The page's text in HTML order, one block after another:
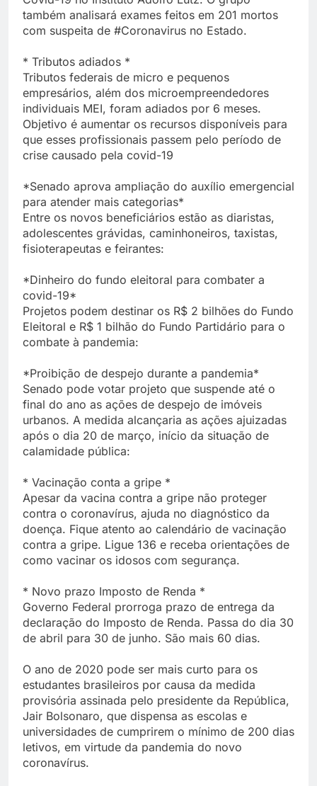
também analisará exames feitos em 201 mortos
com suspeita de #Coronavirus no Estado.
* Tributos adiados *
Tributos federais de micro e pequenos
empresários, além dos microempreendedores
individuais MEI, foram adiados por 6 meses.
Objetivo é aumentar os recursos disponíveis para
que esses profissionais passem pelo período de
crise causado pela covid-19
*Senado aprova ampliação do auxílio emergencial
para atender mais categorias*
Entre os novos beneficiários estão as diaristas,
adolescentes grávidas, caminhoneiros, taxistas,
fisioterapeutas e feirantes:
*Dinheiro do fundo eleitoral para combater a
covid-19*
Projetos podem destinar os R$ 2 bilhões do Fundo
Eleitoral e R$ 1 bilhão do Fundo Partidário para o
combate à pandemia:
*Proibição de despejo durante a pandemia*
Senado pode votar projeto que suspende até o
final do ano as ações de despejo de imóveis
urbanos. A medida alcançaria as ações ajuizadas
após o dia 20 de março, início da situação de
calamidade pública:
* Vacinação conta a gripe *
Apesar da vacina contra a gripe não proteger
contra o coronavírus, ajuda no diagnóstico da
doença. Fique atento ao calendário de vacinação
contra a gripe. Ligue 136 e receba orientações de
como vacinar os idosos com segurança.
* Novo prazo Imposto de Renda *
Governo Federal prorroga prazo de entrega da
declaração do Imposto de Renda. Passa do dia 30
de abril para 30 de junho. São mais 60 dias.
O ano de 2020 pode ser mais curto para os
estudantes brasileiros por causa da medida
provisória assinada pelo presidente da República,
Jair Bolsonaro, que dispensa as escolas e
universidades de cumprirem o mínimo de 200 dias
letivos, em virtude da pandemia do novo
coronavírus.